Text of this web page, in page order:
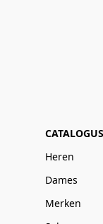
CATALOGUS
Heren
Dames
Merken